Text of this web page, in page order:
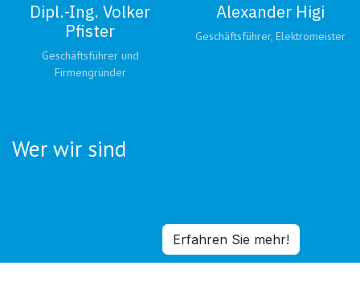
Dipl.-Ing. Volker
Pfister
Geschäftsführer und
Firmengründer
Alexander Higi
Geschäftsführer, Elektromeister
Wer wir sind
Erfahren Sie mehr!